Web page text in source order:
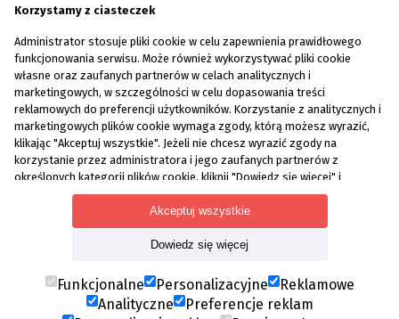
Pozyskaj dofinansowanie z PUP | Pomoc przy wniosku
Wzory dokumentów
Blog
Polityka prywatności
Korzystamy z ciasteczek
Administrator stosuje pliki cookie w celu zapewnienia prawidłowego
funkcjonowania serwisu. Może również wykorzystywać pliki cookie
własne oraz zaufanych partnerów w celach analitycznych i
marketingowych, w szczególności w celu dopasowania treści
reklamowych do preferencji użytkowników. Korzystanie z analitycznych i
marketingowych plików cookie wymaga zgody, którą możesz wyrazić,
klikając "Akceptuj wszystkie". Jeżeli nie chcesz wyrazić zgody na
korzystanie przez administratora i jego zaufanych partnerów z
określonych kategorii plików cookie, kliknij "Dowiedz się więcej" i
zdecyduj o swoich preferencjach. Wyrażoną zgodę można wycofać w
każdym momencie poprzez zmianę preferencji plików cookie. Możliwość
edycji zgód cookie znajdziesz w stopce strony pod przyciskiem "Edytuj
Korzystanie z plików cookie we wskazanych powyżej celach związane
jest z przetwarzaniem Twoich danych osobowych. Więcej informacji o
korzystaniu z plików cookie uzyskasz wpolityce cookies. Informacje o
Dowiedz się więcej
Akceptuj wszystkie
Funkcjonalne Personalizacyjne
Reklamowe
Analityczne
Preferencje reklam